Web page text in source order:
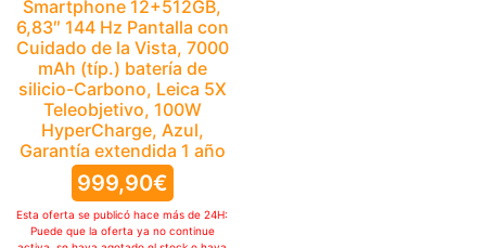
IR A OFERTA
Puede que la oferta ya no continue
activa, se haya agotado el stock o haya
caducado. Por favor, compruebelo
manualmente